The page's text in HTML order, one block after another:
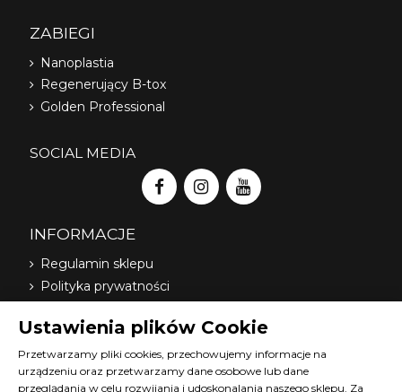
ZABIEGI
Nanoplastia
Regenerujący B-tox
Golden Professional
SOCIAL MEDIA
INFORMACJE
Regulamin sklepu
Polityka prywatności
Nasi dystrybutorzy
O nas
FAQ
Ustawienia plików Cookie
Przetwarzamy pliki cookies, przechowujemy informacje na
urządzeniu oraz przetwarzamy dane osobowe lub dane
przeglądania w celu rozwijania i udoskonalania naszego sklepu. Za